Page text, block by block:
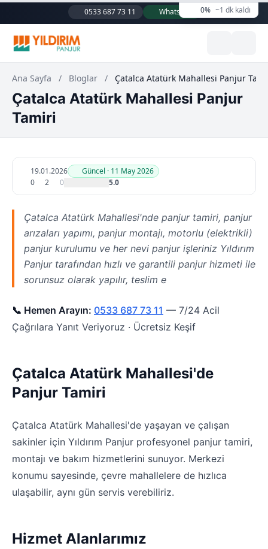
0533 687 73 11 WhatsApp 0% ~1 dk kaldı
Ana Sayfa / Bloglar / Çatalca Atatürk Mahallesi Panjur
Çatalca Atatürk Mahallesi Panjur
Tamiri
19.01.2026
Güncel · 11 May 2026
0
2 0 5.0
Çatalca Atatürk Mahallesi'nde panjur tamiri, panjur
arızaları yapımı, panjur montajı, motorlu (elektrikli)
panjur kurulumu ve her nevi panjur işleriniz Yıldırım
Panjur tarafından hızlı ve garantili panjur hizmeti ile
sorunsuz olarak yapılır, teslim e
📞 Hemen Arayın: 0533 687 73 11 — 7/24 Acil
Çağrılara Yanıt Veriyoruz · Ücretsiz Keşif
Çatalca Atatürk Mahallesi'de
Panjur Tamiri
Çatalca Atatürk Mahallesi'de yaşayan ve çalışan
sakinler için Yıldırım Panjur profesyonel panjur tamiri,
montajı ve bakım hizmetlerini sunuyor. Merkezi
konumu sayesinde, çevre mahallelere de hızlıca
ulaşabilir, aynı gün servis verebiliriz.
Hizmet Alanlarımız